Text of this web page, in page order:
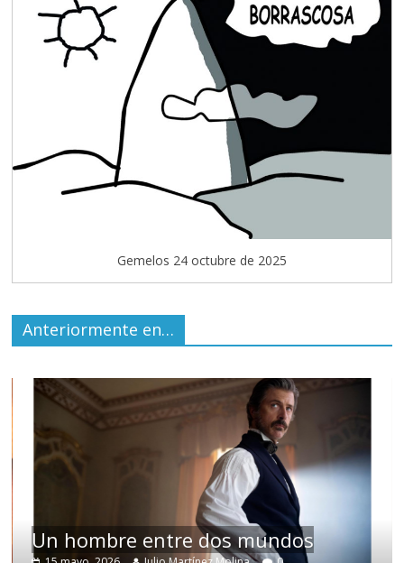
Gemelos 24 octubre de 2025
Anteriormente en…
Un hombre entre dos mundos